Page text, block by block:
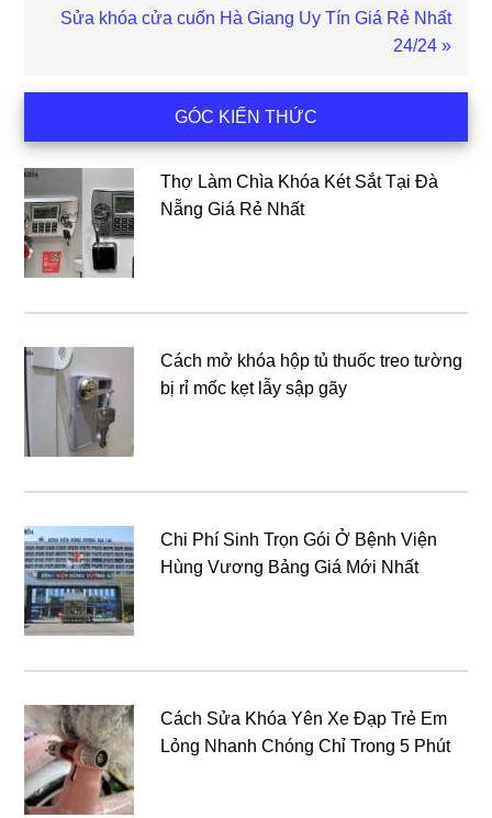
Bài
Sửa khóa cửa cuốn Hà Giang Uy Tín Giá Rẻ Nhất
24/24 »
chính
GÓC KIẾN THỨC
Thợ Làm Chìa Khóa Két Sắt Tại Đà
Nẵng Giá Rẻ Nhất
Cách mở khóa hộp tủ thuốc treo tường
bị rỉ mốc kẹt lẫy sập gãy
Chi Phí Sinh Trọn Gói Ở Bệnh Viện
Hùng Vương Bảng Giá Mới Nhất
Cách Sửa Khóa Yên Xe Đạp Trẻ Em
Lỏng Nhanh Chóng Chỉ Trong 5 Phút